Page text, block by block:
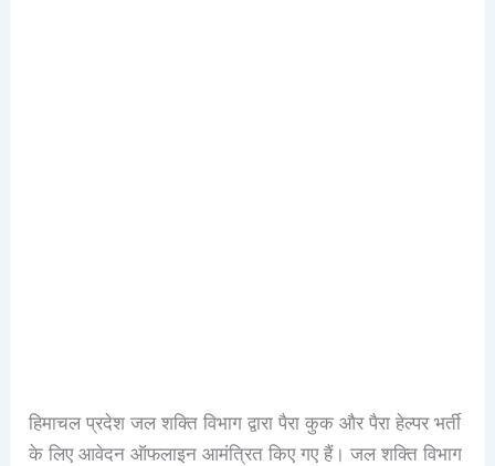
हिमाचल प्रदेश जल शक्ति विभाग द्वारा पैरा कुक और पैरा हेल्पर भर्ती
के लिए आवेदन ऑफलाइन आमंत्रित किए गए हैं। जल शक्ति विभाग